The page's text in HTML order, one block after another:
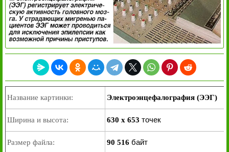
Название картинки: Электроэнцефалография (ЭЭГ)
Ширина и высота: 630 x 653 точек
Размер файла: 90 516 байт